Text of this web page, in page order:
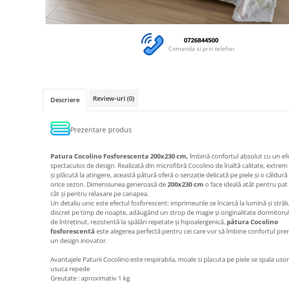
0726844500
Comanda si prin telefon
Descriere Review-uri (0)
Prezentare produs
Patura Cocolino Fosforescenta 200x230 cm,îmbină confortul absolut cu un
spectaculos de design. Realizată din microfibră Cocolino de înaltă calitate,
și plăcută la atingere, această pătură oferă o senzație delicată pe piele și o
orice sezon. Dimensiunea generoasă de200x230 cm o face ideală atât pentru
cât și pentru relaxare pe canapea.
Un detaliu unic este efectul fosforescent: imprimeurile se încarcă la lumină și
discret pe timp de noapte, adăugând un strop de magie și originalitate
de întreținut, rezistentă la spălări repetate și hipoalergenică, pătura Cocolino
fosforescentă este alegerea perfectă pentru cei care vor să îmbine confortul
un design inovator.
Avantajele Paturii Cocolino:este respirabila, moale si placuta pe piele se spala
usuca repede
Greutate : aproximativ 1 kg